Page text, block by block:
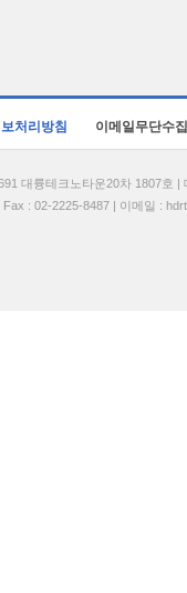
처리방침 이메일무단수
대륭테크노타운20차 1807
: 02-2225-8487 | 이메일 :